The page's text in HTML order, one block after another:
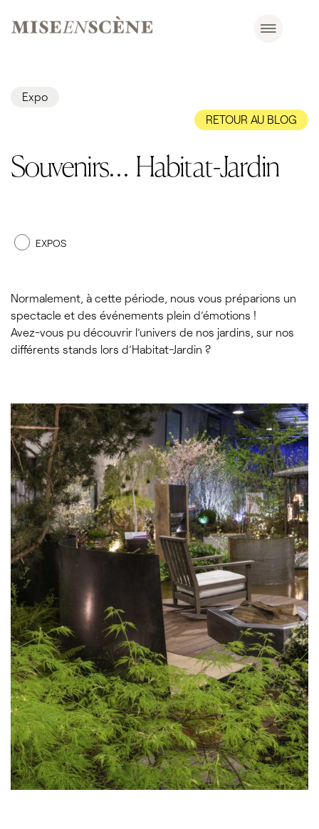
Expo
RETOUR AU BLOG
Souvenirs… Habitat-Jardin
EXPOS
Normalement, à cette période, nous vous préparions un
spectacle et des événements plein d’émotions !
Avez-vous pu découvrir l’univers de nos jardins, sur nos
différents stands lors d’Habitat-Jardin ?